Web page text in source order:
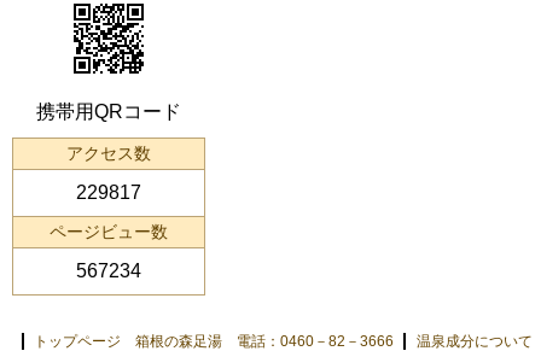
携帯用QRコード
アクセス数
229817
ページビュー数
567234
トップページ 箱根の森足湯 電話：0460－82－3666
温泉成分について